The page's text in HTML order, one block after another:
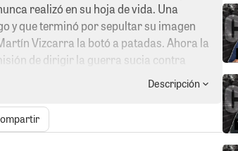
realizó en su hoja de vida. Una
y que terminó por sepultar su imagen
Vizcarra la botó a patadas. Ahora la
de dirigir la guerra sucia contra
político. La consigna sería simple: tirar
sustento alguno. El problema es que,
su cuestionada capacidad política,
podría terminar convertida en un
Descripción